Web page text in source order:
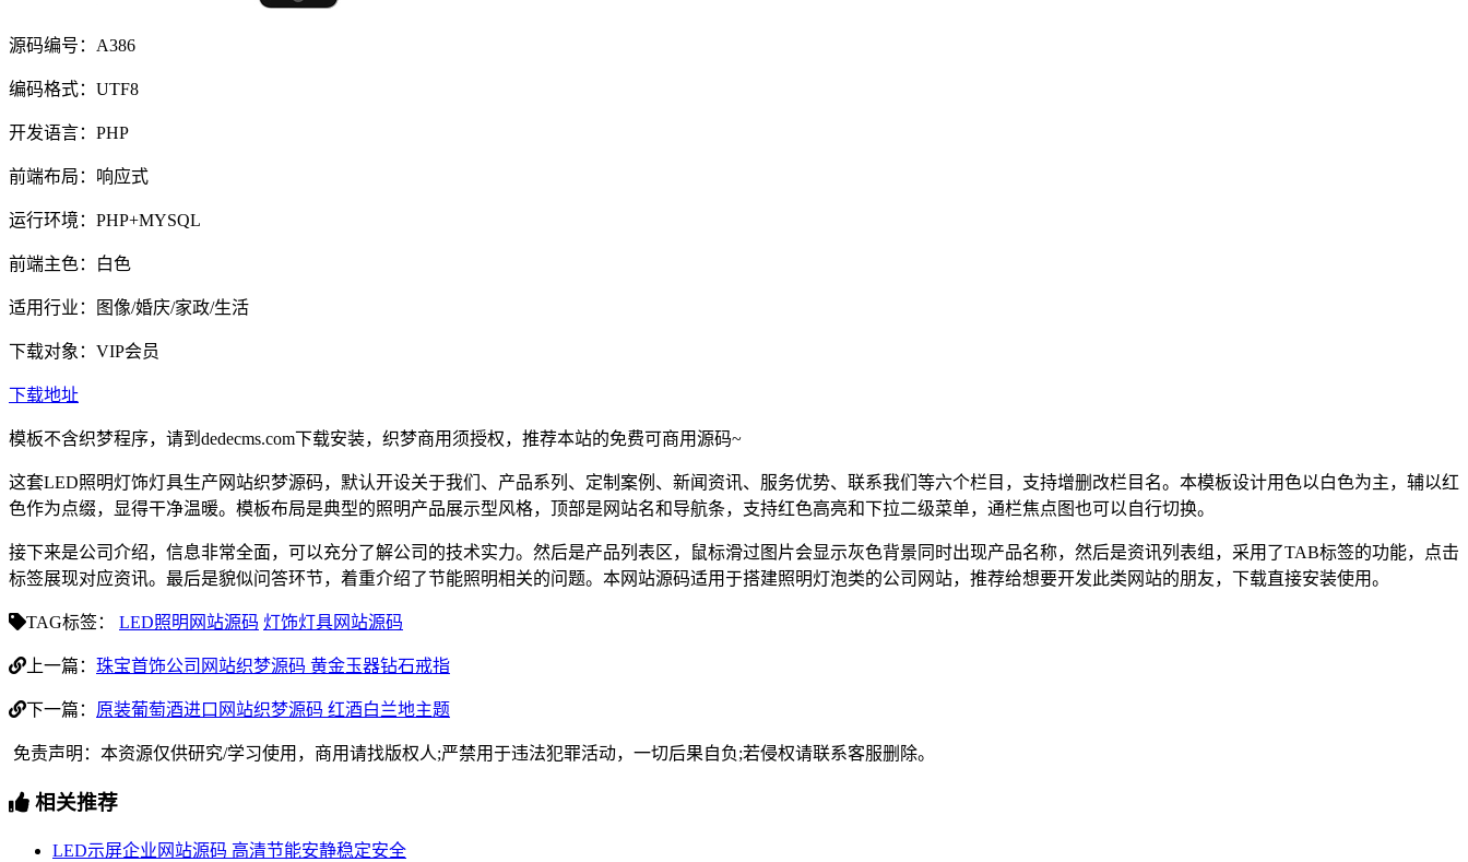
源码编号：A386
编码格式：UTF8
开发语言：PHP
前端布局：响应式
运行环境：PHP+MYSQL
前端主色：白色
适用行业：图像/婚庆/家政/生活
下载对象：VIP会员
下载地址
模板不含织梦程序，请到dedecms.com下载安装，织梦商用须授权，推荐本站的免费可商用源码~
这套LED照明灯饰灯具生产网站织梦源码，默认开设关于我们、产品系列、定制案例、新闻资讯、服务优势、联系我们等六个栏目，支持增删改栏目名。本模板设计用色以白色为主，辅以红
色作为点缀，显得干净温暖。模板布局是典型的照明产品展示型风格，顶部是网站名和导航条，支持红色高亮和下拉二级菜单，通栏焦点图也可以自行切换。
接下来是公司介绍，信息非常全面，可以充分了解公司的技术实力。然后是产品列表区，鼠标滑过图片会显示灰色背景同时出现产品名称，然后是资讯列表组，采用了TAB标签的功能，点击
标签展现对应资讯。最后是貌似问答环节，着重介绍了节能照明相关的问题。本网站源码适用于搭建照明灯泡类的公司网站，推荐给想要开发此类网站的朋友，下载直接安装使用。
TAG标签： LED照明网站源码 灯饰灯具网站源码
上一篇： 珠宝首饰公司网站织梦源码 黄金玉器钻石戒指
下一篇： 原装葡萄酒进口网站织梦源码 红酒白兰地主题
免责声明：本资源仅供研究/学习使用，商用请找版权人;严禁用于违法犯罪活动，一切后果自负;若侵权请联系客服删除。
相关推荐
LED示屏企业网站源码 高清节能安静稳定安全